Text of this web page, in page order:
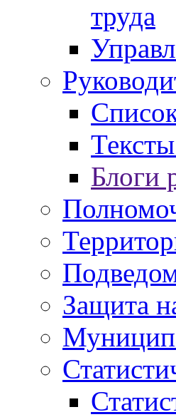
труда
Блоги
Защита